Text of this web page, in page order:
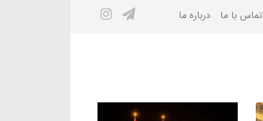
تماس با ما درباره ما